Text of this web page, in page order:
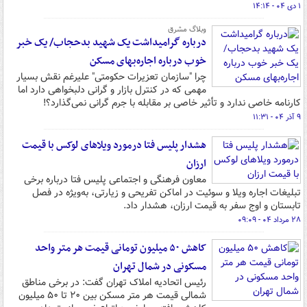
۱ دی ۰۴ - ۱۴:۱۴
وبلاگ مشرق
درباره گرامیداشت یک شهید بدحجاب/ یک خبر
خوب درباره اجاره‌بهای مسکن
چرا "سازمان تعزیرات حکومتی" علیرغم نقش بسیار
مهمی که در کنترل بازار و گرانی دلبخواهی دارد اما
کارنامه خاصی ندارد و تأثیر خاصی بر مقابله با جرم گرانی نمی‌گذارد؟!
۹ آذر ۰۴ - ۱۱:۳۱
هشدار پلیس فتا درمورد ویلاهای لوکس با قیمت
ارزان
معاون فرهنگی و اجتماعی پلیس فتا درباره برخی
تبلیغات اجاره ویلا و سوئیت در اماکن تفریحی و زیارتی، به‌ویژه در فصل
تابستان و اوج سفر به قیمت ارزان، هشدار داد.
۲۸ مرداد ۰۴ - ۰۹:۰۹
کاهش ۵۰ میلیون تومانی قیمت هر متر واحد
مسکونی در شمال تهران
رئیس اتحادیه املاک تهران گفت: در برخی مناطق
شمالی قیمت هر متر مسکن بین ۲۰ تا ۵۰ میلیون